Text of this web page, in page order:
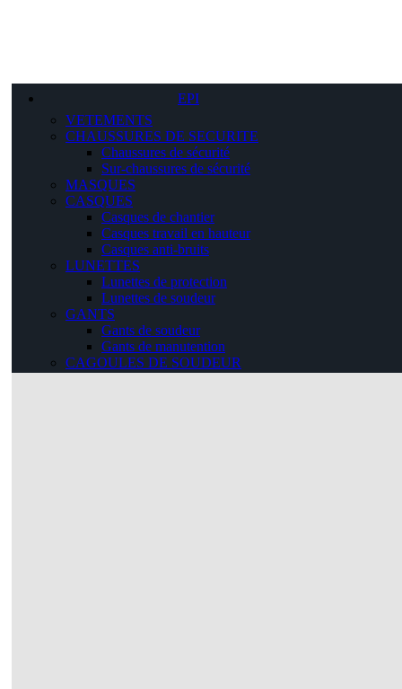
EPI
VETEMENTS
CHAUSSURES DE SECURITE
Chaussures de sécurité
Sur-chaussures de sécurité
MASQUES
CASQUES
Casques de chantier
Casques travail en hauteur
Casques anti-bruits
LUNETTES
Lunettes de protection
Lunettes de soudeur
GANTS
Gants de soudeur
Gants de manutention
CAGOULES DE SOUDEUR